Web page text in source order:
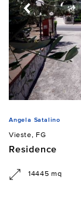
Angela Satalino
Vieste, FG
Residence
14445 mq